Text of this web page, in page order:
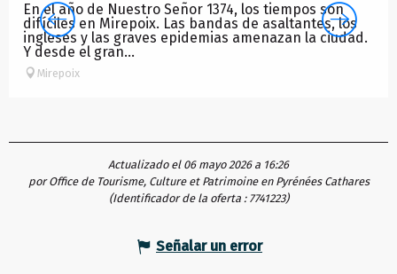
En el año de Nuestro Señor 1374, los tiempos son
difíciles en Mirepoix. Las bandas de asaltantes, los
ingleses y las graves epidemias amenazan la ciudad.
Y desde el gran...
Mirepoix
Actualizado el 06 mayo 2026 a 16:26
por Office de Tourisme, Culture et Patrimoine en Pyrénées Cathares
(Identificador de la oferta : 7741223)
Señalar un error